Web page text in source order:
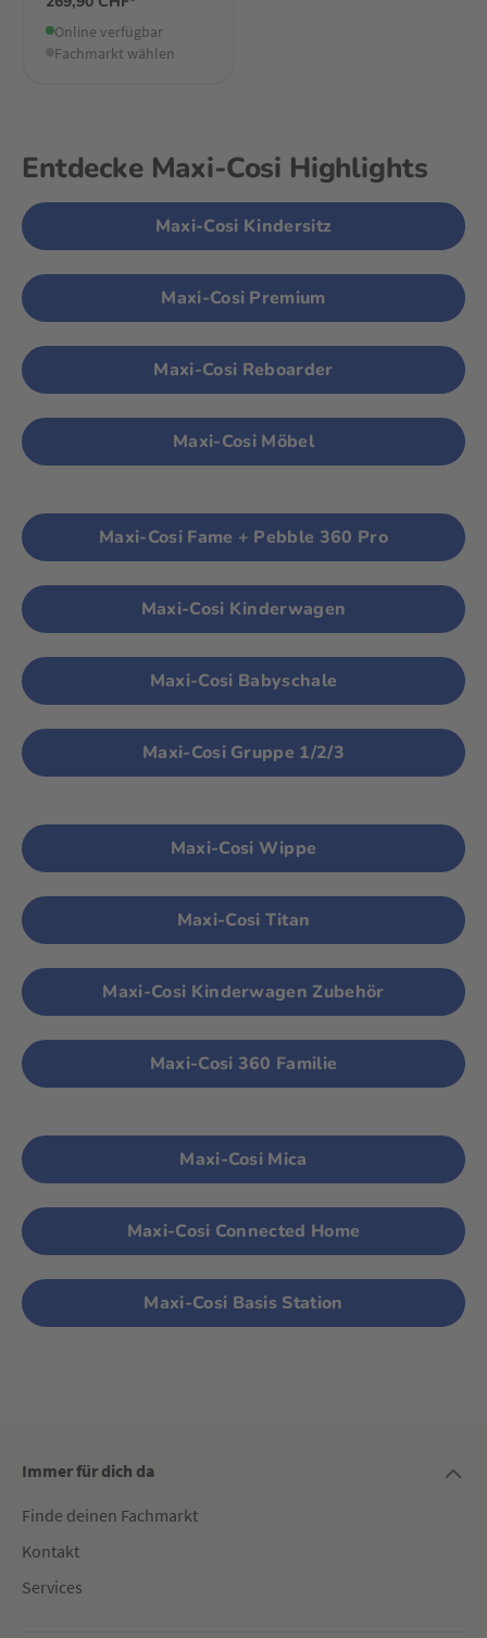
Online verfügbar
Fachmarkt wählen
Entdecke Maxi-Cosi Highlights
Maxi-Cosi Kindersitz
Maxi-Cosi Premium
Maxi-Cosi Reboarder
Maxi-Cosi Möbel
Maxi-Cosi Fame + Pebble 360 Pro
Maxi-Cosi Kinderwagen
Maxi-Cosi Babyschale
Maxi-Cosi Gruppe 1/2/3
Maxi-Cosi Wippe
Maxi-Cosi Titan
Maxi-Cosi Kinderwagen Zubehör
Maxi-Cosi 360 Familie
Maxi-Cosi Mica
Maxi-Cosi Connected Home
Maxi-Cosi Basis Station
Immer für dich da
Finde deinen Fachmarkt
Kontakt
Services